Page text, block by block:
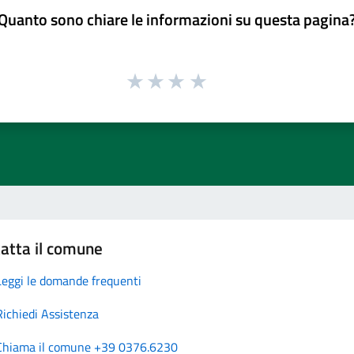
sono chiare le informazioni su questa
il comune
le domande frequenti
Assistenza
il comune +39 0376.6230